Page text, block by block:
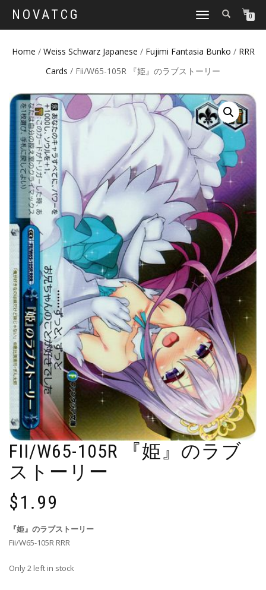
NOVATCG
TOGGLE
0
Home / Weiss Schwarz Japanese / Fujimi Fantasia Bunko / RRR
Cards / Fii/W65-105R 『姫』のラブストーリー
FII/W65-105R 『姫』のラブ
ストーリー
$1.99
『姫』のラブストーリー
Fii/W65-105R RRR
Only 2 left in stock